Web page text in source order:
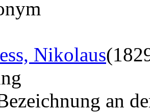
Nikolaus
an